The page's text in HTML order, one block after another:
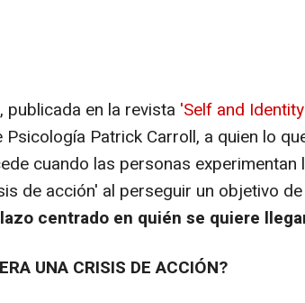
publicada en la revista 'Self and
Patrick Carroll, a quien lo
cuando las personas experimentan
de acción' al perseguir un objetivo
centrado en quién se quiere
UNA CRISIS DE ACCIÓN?